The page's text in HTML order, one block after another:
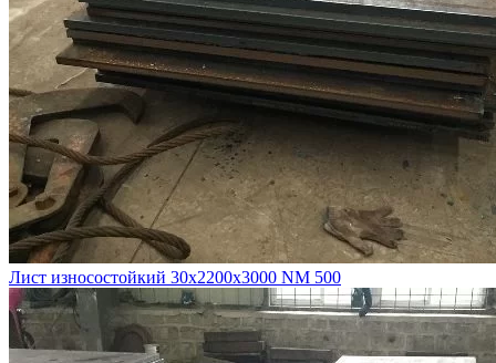
Лист износостойкий 30х2200х3000 NM 500